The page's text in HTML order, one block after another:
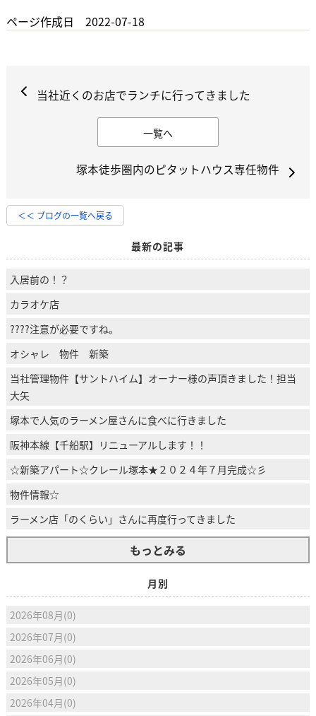
ページ作成日 2022-07-18
当社近くのお店でランチに行ってきました
一覧へ
塚本徒歩圏内のピタットハウス専任物件
＜＜ ブログの一覧へ戻る
最新の記事
入居前の！？
カラオケ店
????注意が必要ですね。
オシャレ 物件 新築
当社管理物件【サントハイム】オーナー様の声頂きました！担当
大矢
塚本で人気のラーメン屋さんに食べに行きました
阪神本線【千船駅】リニューアルします！！
☆新築アパート☆クレール塚本★２０２４年７月完成☆彡
物件情報☆
ラーメン店「のくらい」さんに再度行ってきました
もっとみる
月別
2026年08月(0)
2026年07月(0)
2026年06月(0)
2026年05月(0)
2026年04月(0)